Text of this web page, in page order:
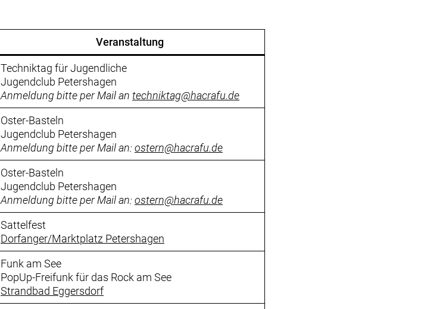
Veranstaltung
Techniktag für Jugendliche
Jugendclub Petershagen
Anmeldung bitte per Mail an techniktag@hacrafu.de
Oster-Basteln
Jugendclub Petershagen
Anmeldung bitte per Mail an: ostern@hacrafu.de
Oster-Basteln
Jugendclub Petershagen
Anmeldung bitte per Mail an: ostern@hacrafu.de
Sattelfest
Dorfanger/Marktplatz Petershagen
Funk am See
PopUp-Freifunk für das Rock am See
Strandbad Eggersdorf